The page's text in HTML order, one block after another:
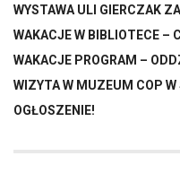
WYSTAWA ULI GIERCZAK
WAKACJE W BIBLIOTECE –
WAKACJE PROGRAM –
WIZYTA W MUZEUM COP W
OGŁOSZENIE!